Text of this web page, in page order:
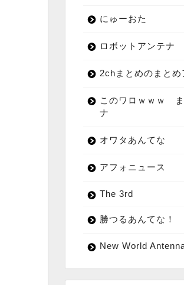
にゅーおた
ロボットアンテナ
2chまとめのまとめ
このワロｗｗｗ
ナ
オワタあんてな
アフォニュース
The 3rd
勝つるあんてな！
New World